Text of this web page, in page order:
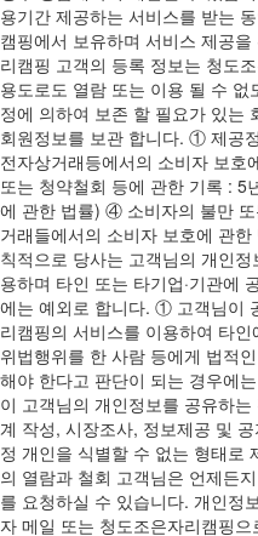
용기간 제공하는 서비스를 받는
캠핑에서 보유하며 서비스 제공
리캠핑 고객의 등록 정보는 청도
용도로도 열람 또는 이용 될 수
정에 의하여 보존 할 필요가 있는
회원정보를 보관 합니다. ① 제공
전자상거래등에서의 소비자 보
또는 청약철회 등에 관한 기록 : 5
에 관한 법률) ④ 소비자의 불만
거래들에서의 소비자 보호에 관
칙적으로 당사는 고객님의 개인
용하며 타인 또는 타기업·기관에
에는 예외로 합니다. ① 고객님이
리캠핑의 서비스를 이용하여 타
위법행위를 한 사람 등에게 법적
해야 한다고 판단이 되는 경우에
이 고객님의 개인정보를 공유하
계 작성, 시장조사, 정보제공 및
정 개인을 식별할 수 없는 형태로
의 열람과 철회 고객님은 언제든
를 요청하실 수 있습니다. 개인정
자 메일 또는 청도조은자리캠핑